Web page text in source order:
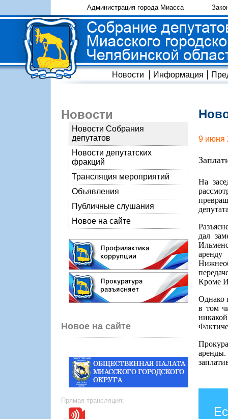
Администрация города Миасса
Новости Информация
Новости
Новости Собрания
депутатов
Новости депутатских
фракций
Трансляция мероприятий
Объявления
Публичные слушания
Новое на сайте
Новое на сайте
Прямая трансляция:
9 июня
На
дал
аренду
Кроме
Однако
в том